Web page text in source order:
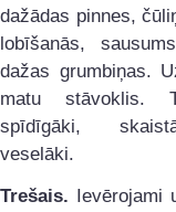
dažādas pinnes,
lobīšanās,
dažas grumbiņas.
matu stāvoklis.
spīdīgāki,
veselāki.
Trešais. Ievērojami